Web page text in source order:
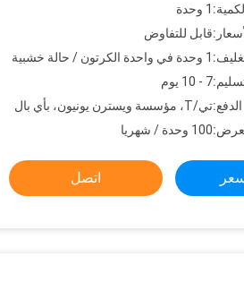
1 وحدة
قابل للتفاوض
1 وحدة في واحدة الكرتون / حالة خشبية
7 - 10 يوم
تي/T، مؤسسة ويسترن يونيون، بأي بال
100 وحدة / شهريا
اتصل